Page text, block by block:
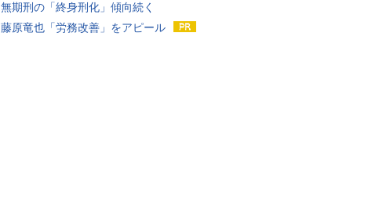
無期刑の「終身刑化」傾向続く
藤原竜也「労務改善」をアピール